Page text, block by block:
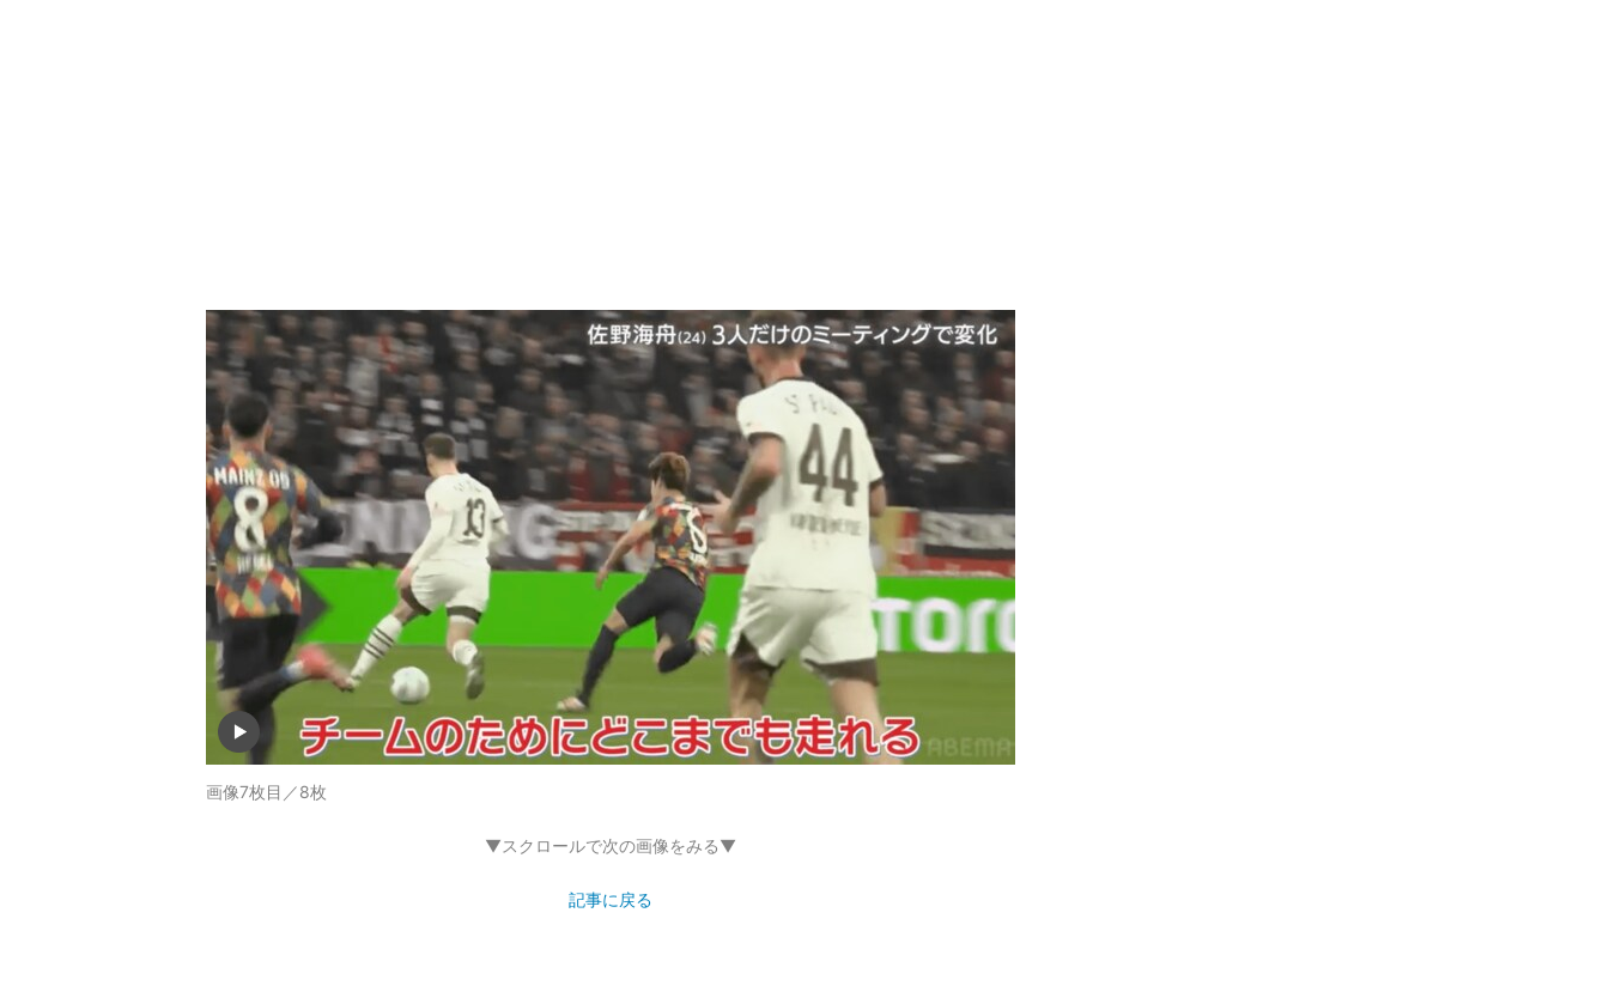
画像7枚目／8枚
▼スクロールで次の画像をみる▼
記事に戻る